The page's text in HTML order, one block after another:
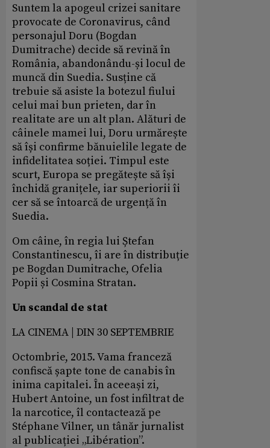
Suntem la apogeul crizei sanitare
provocate de Coronavirus, când
personajul Doru (Bogdan
Dumitrache) decide să revină în
România, abandonându-și locul de
muncă din Suedia. Susține că
trebuie să asiste la botezul fiului
celui mai bun prieten, dar în
realitate are un alt plan. Alături de
câinele mamei lui, Doru urmărește
să își confirme bănuielile legate de
infidelitatea soției. Timpul este
scurt, Europa se pregătește să își
închidă granițele, iar superiorii îi
cer să se întoarcă de urgență în
Suedia.
Om câine, în regia lui Ștefan
Constantinescu, îi are în distribuție
pe Bogdan Dumitrache, Ofelia
Popii și Cosmina Stratan.
Un scandal de stat
LA CINEMA | DIN 30 SEPTEMBRIE
Octombrie, 2015. Vama franceză
confiscă șapte tone de canabis în
inima capitalei. În aceeași zi,
Hubert Antoine, un fost infiltrat de
la narcotice, îl contactează pe
Stéphane Vilner, un tânăr jurnalist
al publicației „Libération”.